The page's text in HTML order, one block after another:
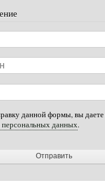
данной формы, вы даете
данных.